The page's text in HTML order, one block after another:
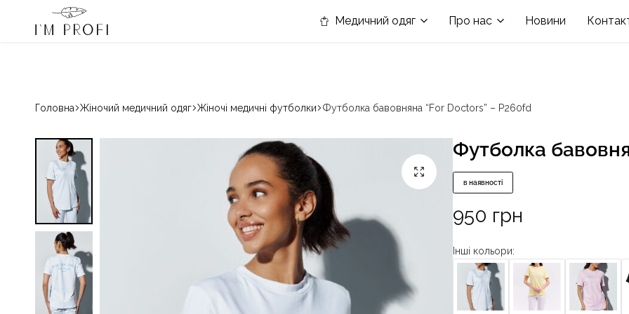
Profi – переможець «Вибір країни» 2024 і 2025 в номінації «Кращій виробник медичного одягу»
для
Медичний одяг Про нас Новини
Головна Жіночий медичний одяг Жіночі медичні футболки Футболка бавовняна “For Doctors” – P260fd
Футболка
в наявності
950 грн
Інші кольори: